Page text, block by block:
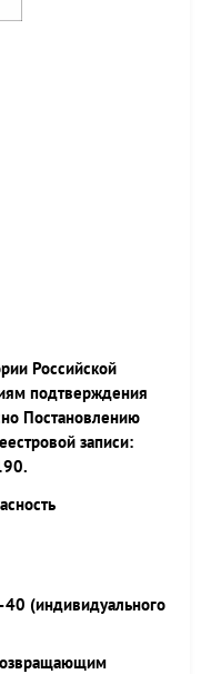
Российской
подтверждения
Постановлению
записи:
(индивидуального